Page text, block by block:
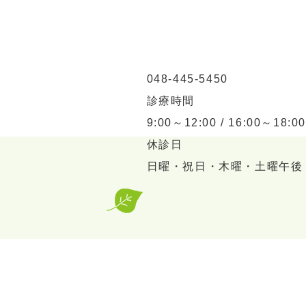
048-445-5450
診療時間
9:00～12:00 / 16:00～18:00
休診日
日曜・祝日・木曜・土曜午後